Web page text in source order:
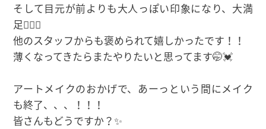
そして目元が前よりも大人っぽい印象になり、大満
足🙆‍♀️✨
他のスタッフからも褒められて嬉しかったです！！
薄くなってきたらまたやりたいと思ってます🤭💓
アートメイクのおかげで、あーっという間にメイク
も終了、、、！！！
皆さんもどうですか？✨